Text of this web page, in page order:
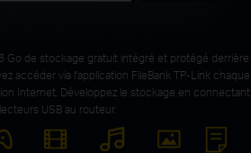
Go de stockage gratuit intégré et protégé derrière
accéder via l'application FileBank TP-Link chaque
Internet. Développez le stockage en connectant
USB au routeur.